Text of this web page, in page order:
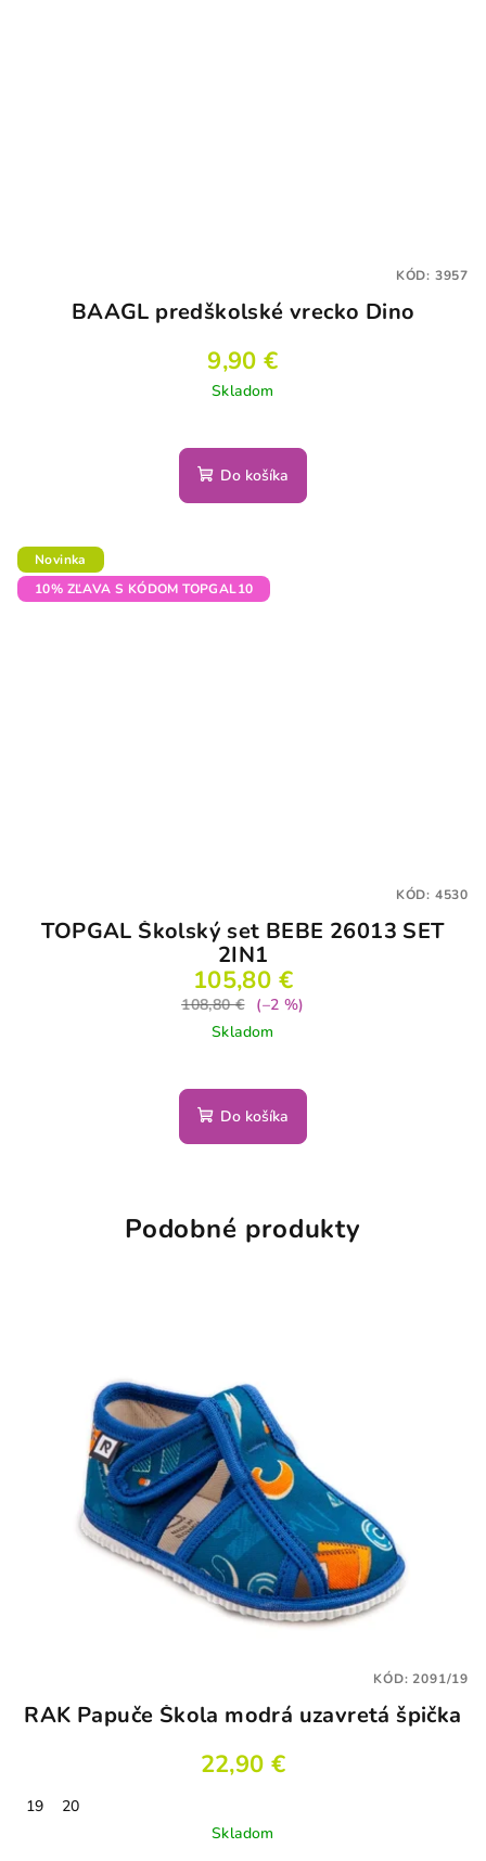
BAAGL predškolské vrecko Dino
9,90 €
Skladom
Do košíka
KÓD: 3957
Novinka
10% ZĽAVA S KÓDOM TOPGAL10
TOPGAL Školský set BEBE 26013 SET
2IN1
105,80 €
108,80 €
(–2 %)
Skladom
Do košíka
KÓD: 4530
Podobné produkty
RAK Papuče Škola modrá uzavretá špička
22,90 €
19
20
Skladom
KÓD:2091/19